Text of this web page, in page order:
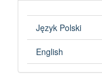
Język Polski
English